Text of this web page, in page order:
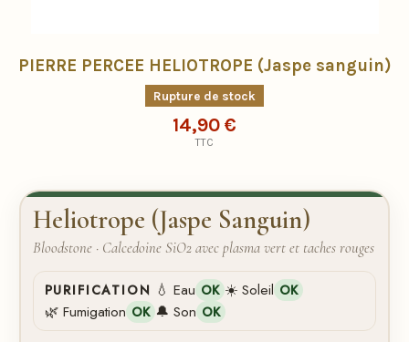
PIERRE PERCEE HELIOTROPE (Jaspe sanguin)
Rupture de stock
14,90 €
TTC
Heliotrope (Jaspe Sanguin)
Bloodstone · Calcedoine SiO2 avec plasma vert et taches rouges
PURIFICATION 💧 Eau OK ☀️ Soleil OK
🌿 Fumigation OK 🔔 Son OK